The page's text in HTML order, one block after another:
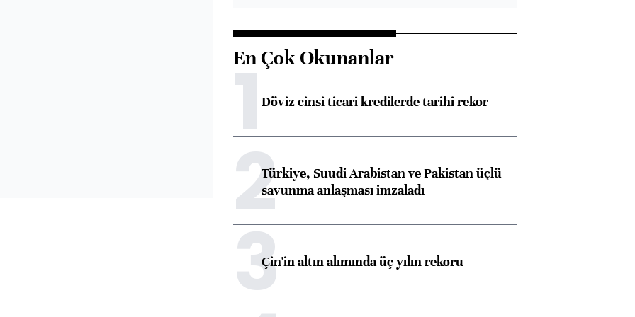
En Çok Okunanlar
1Döviz cinsi ticari kredilerde tarihi rekor
2Türkiye, Suudi Arabistan ve Pakistan üçlü
savunma anlaşması imzaladı
3Çin'in altın alımında üç yılın rekoru